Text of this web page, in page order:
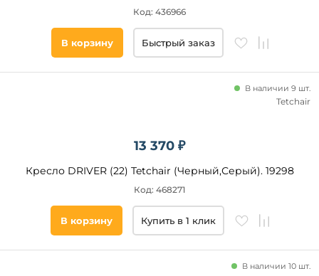
Код: 436966
В корзину Быстрый заказ
13 370 ₽
Кресло DRIVER (22) Tetchair (Черный,Серый). 19298
В наличии 9 шт.
Код: 468271
Tetchair
В корзину Купить в 1 клик
В наличии 10 шт.